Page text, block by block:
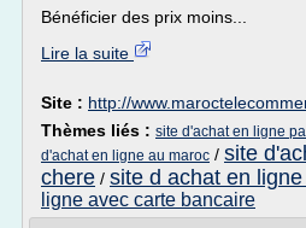
Bénéficier des prix moins...
Lire la suite
Site : http://
Thèmes liés : site d'achat en ligne
d'achat en ligne au maroc / site
chere / site d achat en
ligne avec carte bancaire